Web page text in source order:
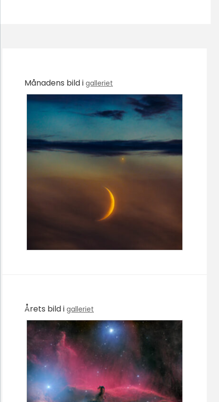
Månadens bild i galleriet
Årets bild i galleriet